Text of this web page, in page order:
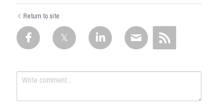
Return to site